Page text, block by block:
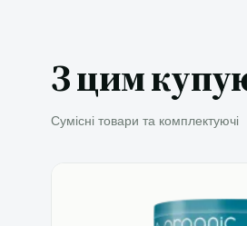
З цим
Сумісні товари та комплектуючі